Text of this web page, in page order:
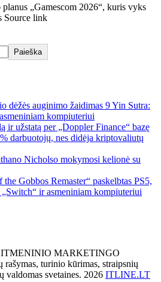
„Gamescom 2026“, kuris vyks
Source link
Paieška
dėžės auginimo žaidimas 9 Yin Sutra:
kompiuteriui
ir užstatą per „Doppler Finance“ bazę
darbuotojų, nes didėja kriptovaliutų
Nicholso mokymosi kelionė su
Gobbos Remaster“ paskelbtas PS5,
ir asmeniniam kompiuteriui
MARKETINGO
turinio kūrimas, straipsnių
valdomas svetaines. 2026 ITLINE.LT